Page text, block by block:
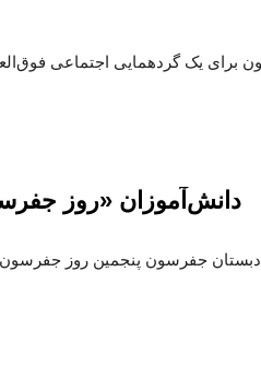
برای یک گردهمایی اجتماعی
دانش‌آموزان «روز